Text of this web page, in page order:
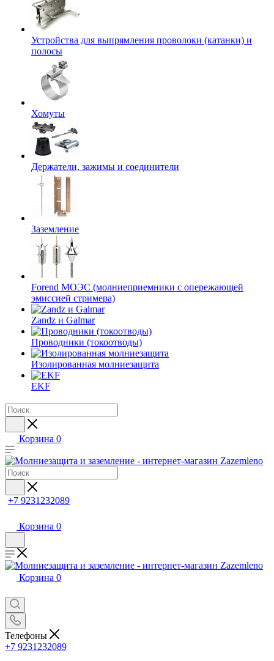
Устройства для выпрямления проволоки (катанки) и
полосы
Хомуты
Держатели, зажимы и соединители
Заземление
Forend МОЭС (молниеприемники с опережающей
эмиссией стримера)
Zandz и Galmar
Проводники (токоотводы)
Изолированная молниезащита
EKF
Корзина 0
+7 9231232089
Корзина 0
Корзина 0
Телефоны
+7 9231232089